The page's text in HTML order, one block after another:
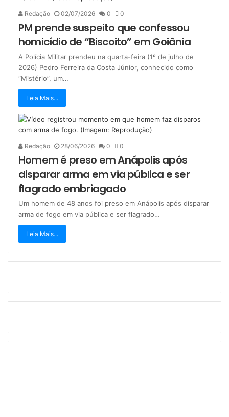
Redação 02/07/2026 0 0
PM prende suspeito que confessou
homicídio de “Biscoito” em Goiânia
A Polícia Militar prendeu na quarta-feira (1º de julho de
2026) Pedro Ferreira da Costa Júnior, conhecido como
“Mistério”, um…
Leia Mais...
Redação 28/06/2026 0 0
Homem é preso em Anápolis após
disparar arma em via pública e ser
flagrado embriagado
Um homem de 48 anos foi preso em Anápolis após disparar
arma de fogo em via pública e ser flagrado…
Leia Mais...